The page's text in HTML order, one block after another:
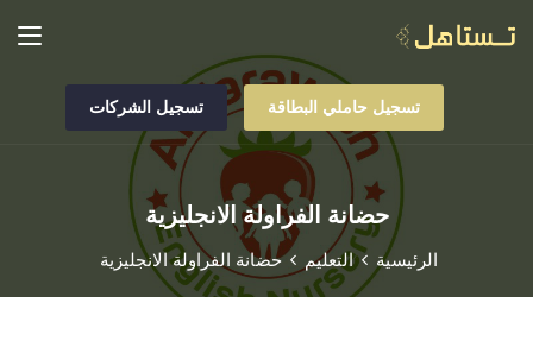
تسجيل حاملي البطاقة تسجيل الشركات
حضانة الفراولة الانجليزية
الرئيسية التعليم حضانة الفراولة الانجليزية